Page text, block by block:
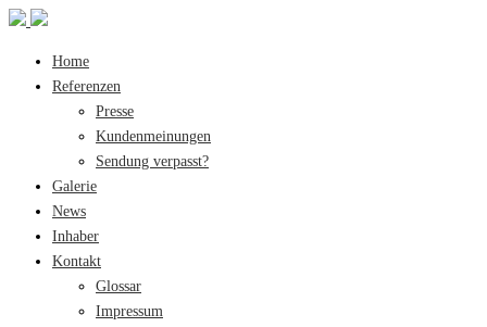
Home
Referenzen
Presse
Kundenmeinungen
Sendung verpasst?
Galerie
News
Inhaber
Kontakt
Glossar
Impressum